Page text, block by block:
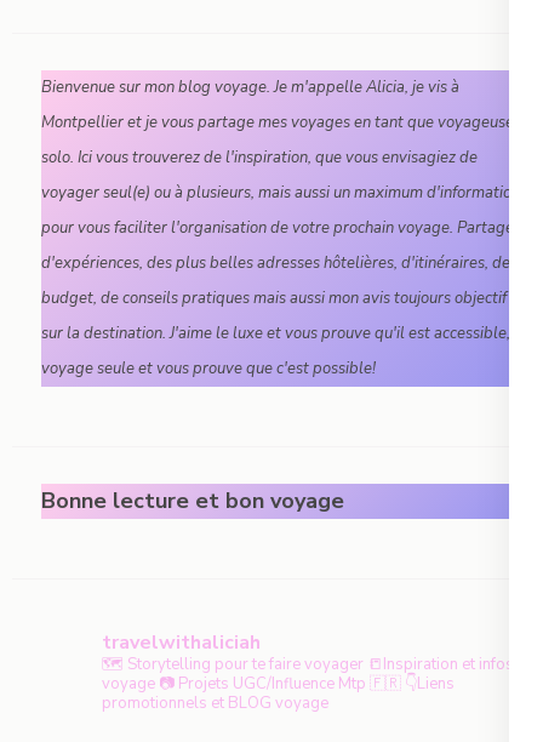
Bienvenue sur mon blog voyage. Je m'appelle Alicia, je vis à
Montpellier et je vous partage mes voyages en tant que voyageuse
solo. Ici vous trouverez de l'inspiration, que vous envisagiez de
voyager seul(e) ou à plusieurs, mais aussi un maximum d'informations
pour vous faciliter l'organisation de votre prochain voyage. Partage
d'expériences, des plus belles adresses hôtelières, d'itinéraires, de
budget, de conseils pratiques mais aussi mon avis toujours objectif
sur la destination. J'aime le luxe et vous prouve qu'il est accessible, je
voyage seule et vous prouve que c'est possible!
Bonne lecture et bon voyage
travelwithaliciah
🗺️ Storytelling pour te faire voyager 📒Inspiration et infos
voyage 📷 Projets UGC/Influence Mtp 🇫🇷 👇Liens
promotionnels et BLOG voyage